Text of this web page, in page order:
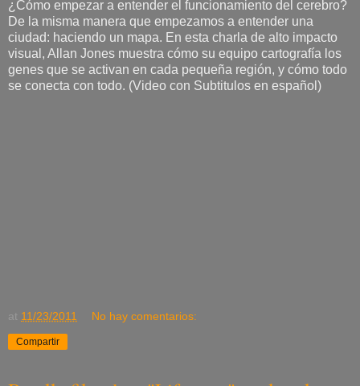
¿Cómo empezar a entender el funcionamiento del cerebro?
De la misma manera que empezamos a entender una
ciudad: haciendo un mapa. En esta charla de alto impacto
visual, Allan Jones muestra cómo su equipo cartografía los
genes que se activan en cada pequeña región, y cómo todo
se conecta con todo. (Video con Subtitulos en español)
at 11/23/2011 No hay comentarios:
Compartir